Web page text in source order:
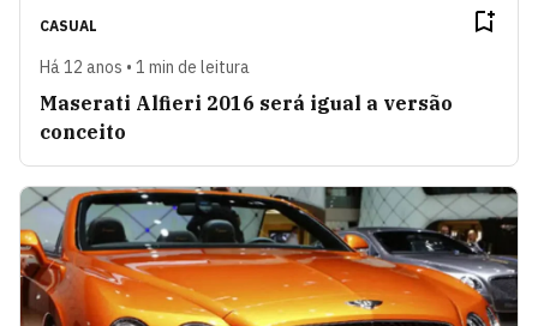
CASUAL
Há 12 anos • 1 min de leitura
Maserati Alfieri 2016 será igual a versão
conceito